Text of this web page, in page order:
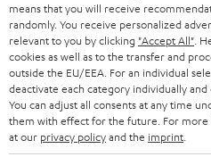
Hochwertiger CD-Player mit
beeindruckendem Sound und
wertiger Verarbeitung
379,00€
means that you will receive
randomly. You receive personalized
relevant to you by clicking "Accept All" .
cookies as well as to the transfer and
outside the EU/EEA. For an individual
deactivate each category individually
You can adjust all consents at any time
them with effect for the future. For more
at our privacy policyand the imprint